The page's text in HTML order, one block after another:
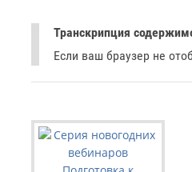
Транскрипция
Если ваш браузер не